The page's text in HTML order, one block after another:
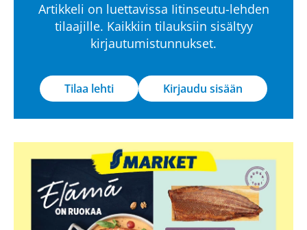
Artikkeli on luettavissa Iitinseutu-lehden
tilaajille. Kaikkiin tilauksiin sisältyy
kirjautumistunnukset.
Tilaa lehti Kirjaudu sisään